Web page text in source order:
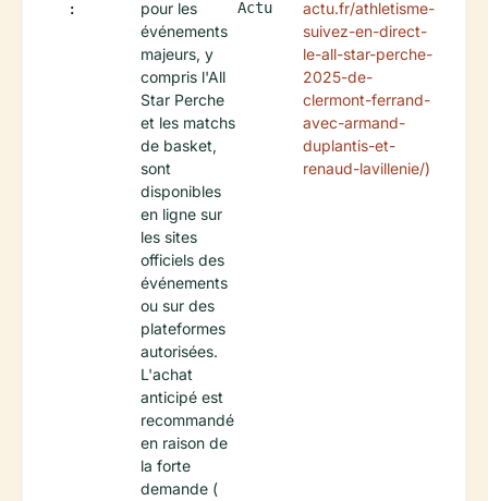
:
pour les
événements
majeurs, y
compris l'All
Star Perche
et les matchs
de basket,
sont
disponibles
en ligne sur
les sites
officiels des
événements
ou sur des
plateformes
autorisées.
L'achat
anticipé est
recommandé
en raison de
la forte
demande (
Actu
actu.fr/athletisme-
suivez-en-direct-
le-all-star-perche-
2025-de-
clermont-ferrand-
avec-armand-
duplantis-et-
renaud-lavillenie/)